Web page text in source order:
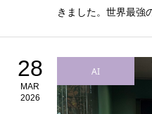
きました。世界最強
28
MAR
2026
AI